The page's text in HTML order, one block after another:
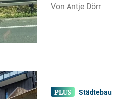
Antje Dörr
Städtebau